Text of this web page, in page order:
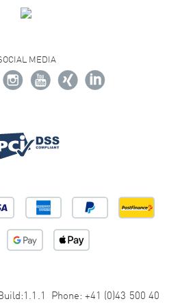
MEDIA
Phone: +41 (0)43 500 40